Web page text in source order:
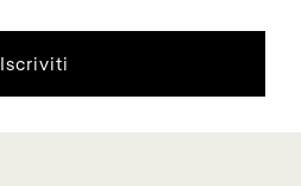
Iscriviti